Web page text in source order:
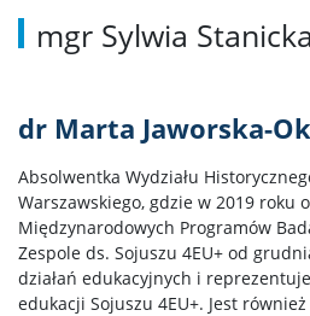
mgr Sylwia Stanicka
dr Marta Jaworska-
Absolwentka Wydziału
Warszawskiego, gdzie w 2019 roku
Międzynarodowych Programów
Zespole ds. Sojuszu 4EU+ od
działań edukacyjnych i
edukacji Sojuszu 4EU+. Jest